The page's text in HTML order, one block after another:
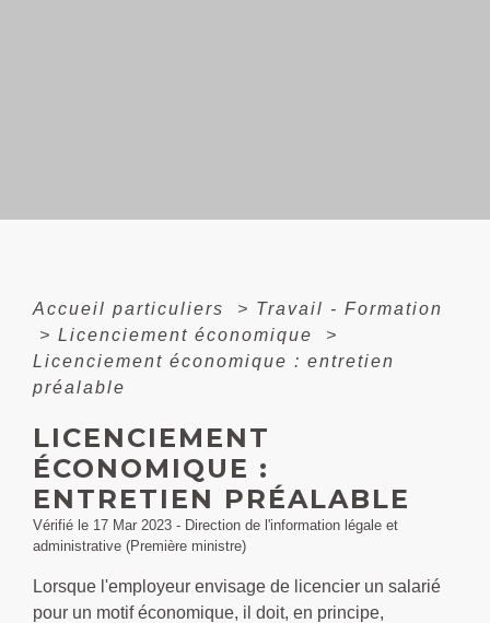
Accueil particuliers > Travail - Formation
> Licenciement économique
>
Licenciement économique : entretien
préalable
LICENCIEMENT
ÉCONOMIQUE :
ENTRETIEN PRÉALABLE
Vérifié le 17 Mar 2023 - Direction de l'information légale et
administrative (Première ministre)
Lorsque l'employeur envisage de licencier un salarié
pour un motif économique, il doit, en principe,